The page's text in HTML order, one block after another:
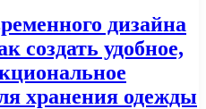
дизайна
создать удобное,
хранения одежды